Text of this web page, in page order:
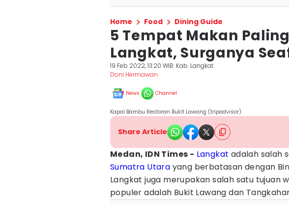
Home Food Dining Guide
5 Tempat Makan
Langkat, Surganya
19 Feb 2022, 13:20 WIB Kab. Langkat
Doni Hermawan
News Channel
Kapal Bambu Restoran Bukit Lawang (tripadvisor)
Share Article
Medan, IDN Times - Langkat adalah salah
Sumatra Utara yang berbatasan dengan
Langkat juga merupakan salah satu tujuan
populer adalah Bukit Lawang dan